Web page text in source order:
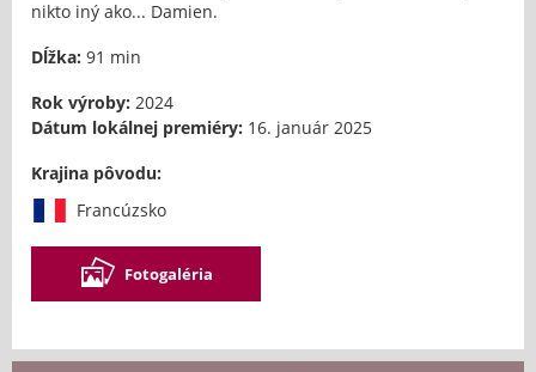
nikto iný ako... Damien.
Dĺžka: 91 min
Rok výroby: 2024
Dátum lokálnej premiéry: 16. január 2025
Krajina pôvodu:
Francúzsko
Fotogaléria